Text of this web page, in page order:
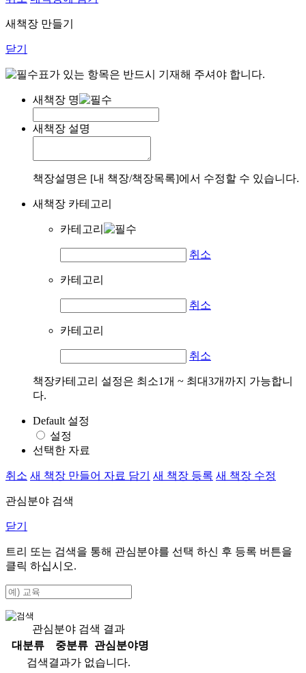
새책장 만들기
닫기
표가 있는 항목은 반드시 기재해 주셔야 합니다.
새책장 명
새책장 설명
책장설명은 [내 책장/책장목록]에서 수정할 수 있습니다.
새책장 카테고리
카테고리
취소
카테고리
취소
카테고리
취소
책장카테고리 설정은 최소1개 ~ 최대3개까지 가능합니
다.
Default 설정
설정
선택한 자료
취소 새 책장 만들어 자료 담기 새 책장 등록 새 책장 수정
관심분야 검색
닫기
트리 또는 검색을 통해 관심분야를 선택 하신 후 등록 버튼을
클릭 하십시오.
관심분야 검색 결과
대분류
중분류
관심분야명
검색결과가 없습니다.